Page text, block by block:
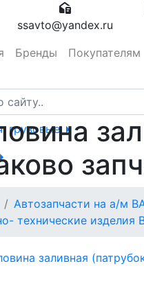
ssavto@yandex.ru
Бренды Покупателям
грузовые
Автозапчасти на а/м
технические изделия